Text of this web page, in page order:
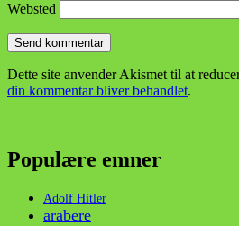
Websted
Dette site anvender Akismet til at
din kommentar bliver behandlet.
Populære emner
Adolf Hitler
arabere